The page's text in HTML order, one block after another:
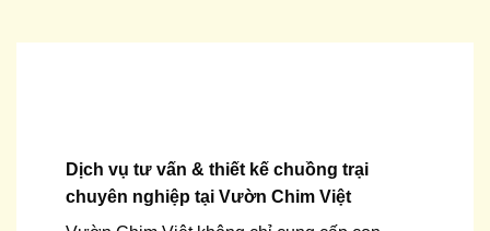
Dịch vụ tư vấn & thiết kế chuồng trại
chuyên nghiệp tại Vườn Chim Việt